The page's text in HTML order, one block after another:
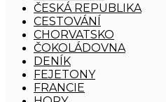
ČESKÁ REPUBLIKA
CESTOVÁNÍ
CHORVATSKO
ČOKOLÁDOVNA
DENÍK
FEJETONY
FRANCIE